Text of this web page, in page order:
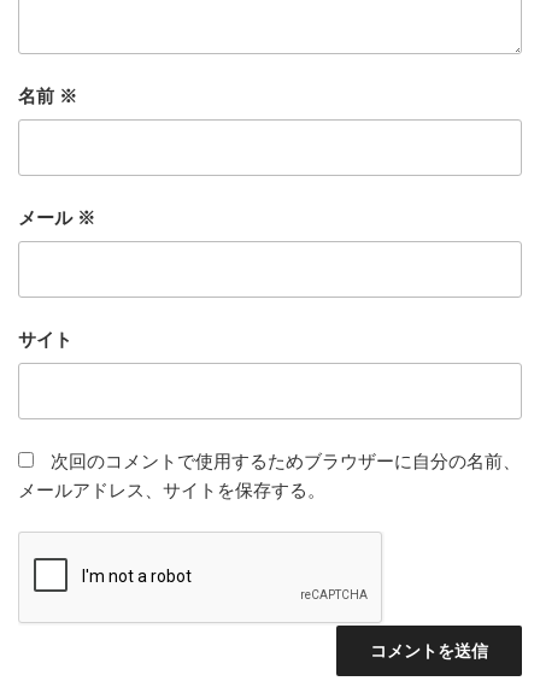
名前 ※
メール ※
サイト
次回のコメントで使用するためブラウザーに自分の名前、
メールアドレス、サイトを保存する。